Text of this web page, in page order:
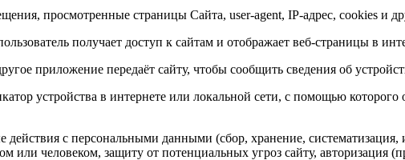
просмотренные страницы Сайта, user-agent, IP-адрес, cookies и
получает доступ к сайтам и отображает веб-страницы в
приложение передаёт сайту, чтобы сообщить сведения об
устройства в интернете или локальной сети, с помощью
действия с персональными данными (сбор, хранение, систематизация,
или человеком, защиту от потенциальных угроз сайту, авторизация